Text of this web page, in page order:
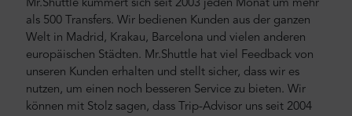
Mr.Shuttle kümmert sich seit 2003 jeden Monat um mehr
als 500 Transfers. Wir bedienen Kunden aus der ganzen
Welt in Madrid, Krakau, Barcelona und vielen anderen
europäischen Städten. Mr.Shuttle hat viel Feedback von
unseren Kunden erhalten und stellt sicher, dass wir es
nutzen, um einen noch besseren Service zu bieten. Wir
können mit Stolz sagen, dass Trip-Advisor uns seit 2004